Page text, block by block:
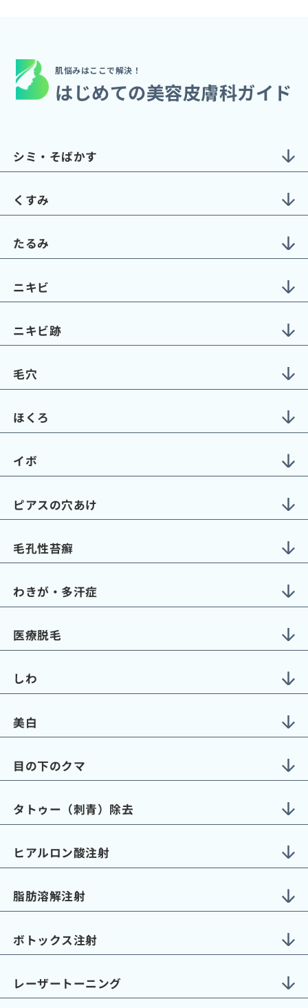
肌悩みはここで解決！
はじめての美容皮膚科ガイド
シミ・そばかす
くすみ
たるみ
ニキビ
ニキビ跡
毛穴
ほくろ
イボ
ピアスの穴あけ
毛孔性苔癬
わきが・多汗症
医療脱毛
しわ
美白
目の下のクマ
タトゥー（刺青）除去
ヒアルロン酸注射
脂肪溶解注射
ボトックス注射
レーザートーニング